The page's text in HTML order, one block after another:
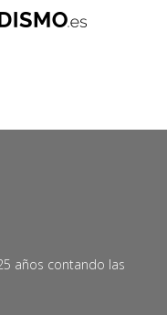
años contando las